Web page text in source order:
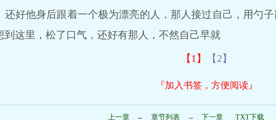
他身后跟着一个极为漂亮的人，那人接过自己，用勺子
到这里，松了口气，还好有那人，不然自己早就
【1】 【2】
『加入书签，方便阅读』
上一章 ← 章节列表 → 下一章 TXT下载